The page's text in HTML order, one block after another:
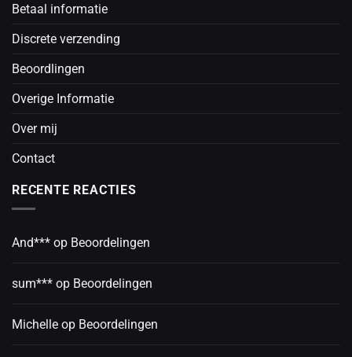
Betaal informatie
Discrete verzending
Beoordlingen
Overige Informatie
Over mij
Contact
RECENTE REACTIES
And*** op Beoordelingen
sum*** op Beoordelingen
Michelle op Beoordelingen